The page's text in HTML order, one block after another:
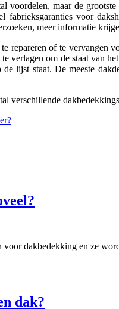
voordelen, maar de
fabrieksgaranties voor
meer informatie
repareren of te vervangen
verlagen om de staat van
lijst staat. De meeste
verschillende
voor dakbedekking en ze
dak?